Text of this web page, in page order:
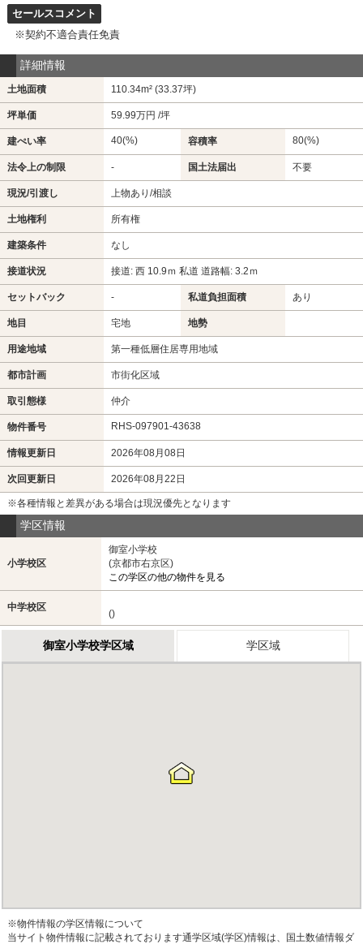
セールスコメント
※契約不適合責任免責
詳細情報
土地面積 110.34m² (33.37坪)
坪単価 59.99万円 /坪
建ぺい率 40(%) 容積率 80(%)
法令上の制限 - 国土法届出 不要
現況/引渡し 上物あり/相談
土地権利 所有権
建築条件 なし
接道状況 接道: 西 10.9ｍ 私道 道路幅: 3.2ｍ
セットバック - 私道負担面積 あり
地目 宅地 地勢
用途地域 第一種低層住居専用地域
都市計画 市街化区域
取引態様 仲介
物件番号 RHS-097901-43638
情報更新日 2026年08月08日
次回更新日 2026年08月22日
※各種情報と差異がある場合は現況優先となります
学区情報
小学校区
御室小学校
(京都市右京区)
この学区の他の物件を見る
中学校区
()
御室小学校学区域 学区域
※物件情報の学区情報について
当サイト物件情報に記載されております通学区域(学区)情報は、国土数値情報ダ